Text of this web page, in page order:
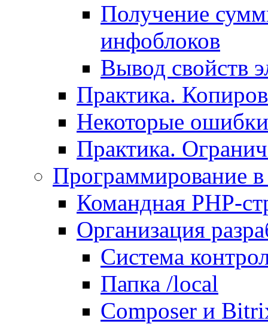
Получение
инфоблоков
Вывод свойств
Практика.
Некоторые
Практика.
Программирование
Командная PHP-
Организация
Система
Папка /local
Composer и